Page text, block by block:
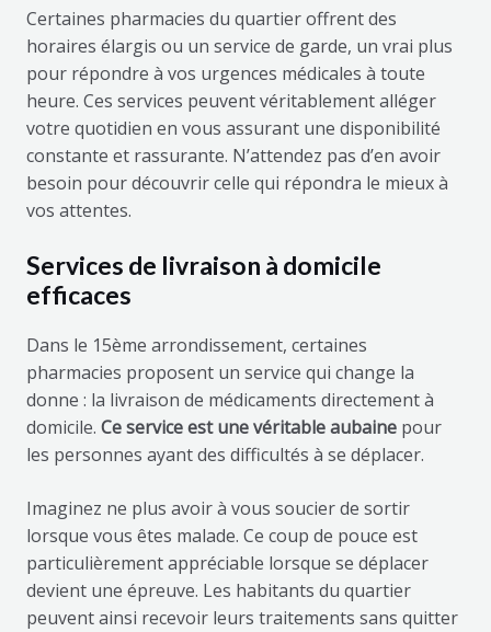
Certaines pharmacies du quartier offrent des
horaires élargis ou un service de garde, un vrai plus
pour répondre à vos urgences médicales à toute
heure. Ces services peuvent véritablement alléger
votre quotidien en vous assurant une disponibilité
constante et rassurante. N’attendez pas d’en avoir
besoin pour découvrir celle qui répondra le mieux à
vos attentes.
Services de livraison à domicile
efficaces
Dans le 15ème arrondissement, certaines
pharmacies proposent un service qui change la
donne : la livraison de médicaments directement à
domicile. Ce service est une véritable aubainepour
les personnes ayant des difficultés à se déplacer.
Imaginez ne plus avoir à vous soucier de sortir
lorsque vous êtes malade. Ce coup de pouce est
particulièrement appréciable lorsque se déplacer
devient une épreuve. Les habitants du quartier
peuvent ainsi recevoir leurs traitements sans quitter